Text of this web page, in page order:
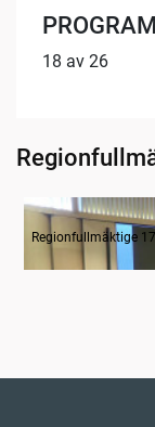
PROGRAM
18 av 26
Tyst minut för
Regionfullmäktige